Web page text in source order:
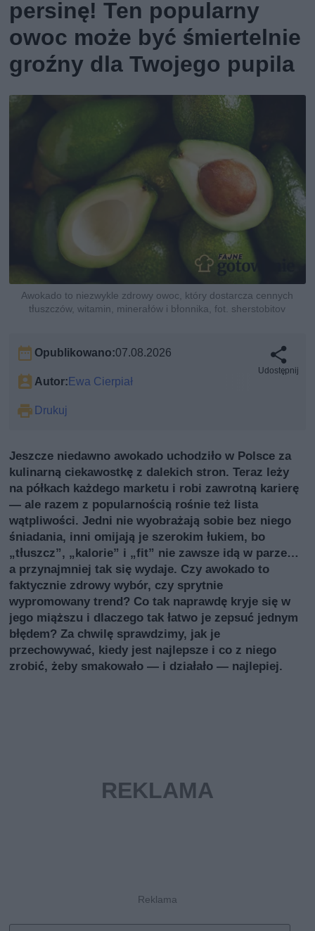
persinę! Ten popularny
owoc może być śmiertelnie
groźny dla Twojego pupila
Awokado to niezwykle zdrowy owoc, który dostarcza cennych
tłuszczów, witamin, minerałów i błonnika, fot. sherstobitov
Opublikowano:07.08.2026
Autor:Ewa Cierpiał
Drukuj
Udostępnij
Jeszcze niedawno awokado uchodziło w Polsce za
kulinarną ciekawostkę z dalekich stron. Teraz leży
na półkach każdego marketu i robi zawrotną karierę
— ale razem z popularnością rośnie też lista
wątpliwości. Jedni nie wyobrażają sobie bez niego
śniadania, inni omijają je szerokim łukiem, bo
„tłuszcz”, „kalorie” i „fit” nie zawsze idą w parze…
a przynajmniej tak się wydaje. Czy awokado to
faktycznie zdrowy wybór, czy sprytnie
wypromowany trend? Co tak naprawdę kryje się w
jego miąższu i dlaczego tak łatwo je zepsuć jednym
błędem? Za chwilę sprawdzimy, jak je
przechowywać, kiedy jest najlepsze i co z niego
zrobić, żeby smakowało — i działało — najlepiej.